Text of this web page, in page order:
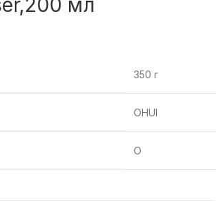
мл
350 г
OHUI
O